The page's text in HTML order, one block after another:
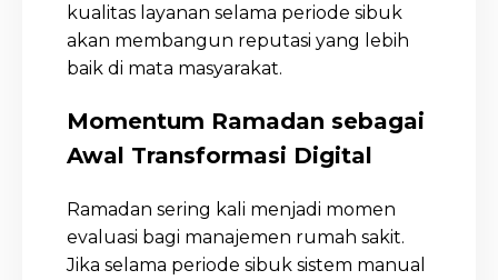
kualitas layanan selama periode sibuk
akan membangun reputasi yang lebih
baik di mata masyarakat.
Momentum Ramadan sebagai
Awal Transformasi Digital
Ramadan sering kali menjadi momen
evaluasi bagi manajemen rumah sakit.
Jika selama periode sibuk sistem manual